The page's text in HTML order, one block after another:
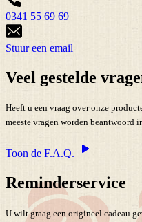
0341 55 69 69
Stuur een email
Veel gestelde
Heeft u een vraag over onze
meeste vragen worden beantwoord
Toon de F.A.Q.
Reminderservice
U wilt graag een origineel cadeau